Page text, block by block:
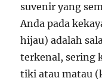
suvenir yang
Anda pada
hijau) adalah
terkenal, sering
tiki atau matau